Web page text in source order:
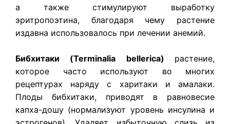
а также стимулируют выработку
эритропоэтина, благодаря чему растение
издавна использовалось при лечении анемий.
Бибхитаки (Terminalia bellerica) растение,
которое часто используют во многих
рецептурах наряду с харитаки и амалаки.
Плоды бибхитаки, приводят в равновесие
капха-дошу (нормализуют уровень инсулина и